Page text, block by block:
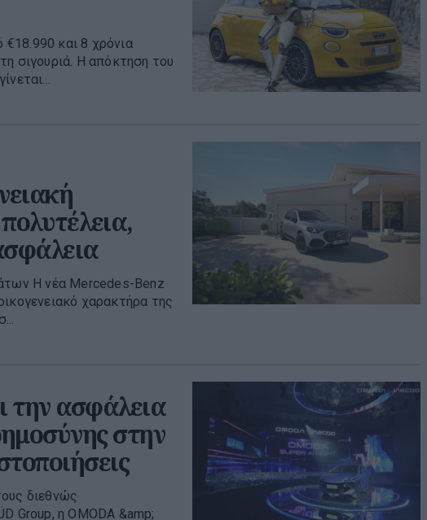
και 8 χρόνια
σιγουριά. Η απόκτηση του
Η νέα Mercedes-Benz
χαρακτήρα της
την ασφάλεια
στην
διεθνώς
Group, η OMODA &amp;